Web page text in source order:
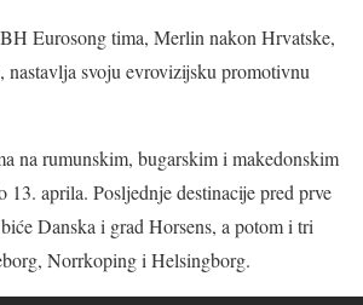
Eurosong tima, Merlin nakon Hrvatske,
nastavlja svoju evrovizijsku promotivnu
na rumunskim, bugarskim i makedonskim
13. aprila. Posljednje destinacije pred prve
Danska i grad Horsens, a potom i tri
Norrkoping i Helsingborg.